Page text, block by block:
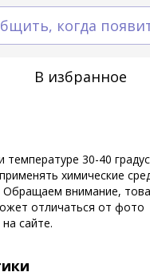
когда
В избранное
температуре 30-40
химические
Обращаем внимание,
отличаться от фото
сайте.